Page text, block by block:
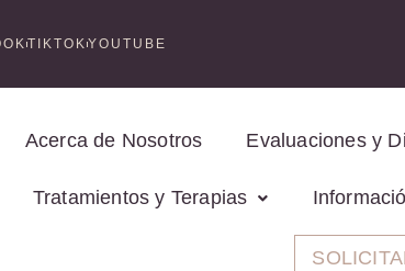
TIKTOKYOUTUBE
Acerca de Nosotros Evaluaciones y
Tratamientos y Terapias